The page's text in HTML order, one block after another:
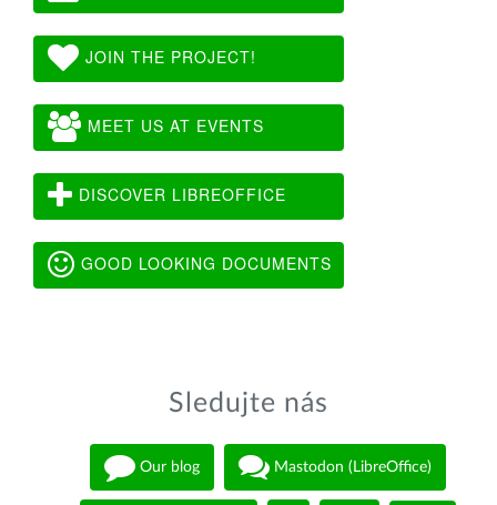
JOIN THE PROJECT!
MEET US AT EVENTS
DISCOVER LIBREOFFICE
GOOD LOOKING DOCUMENTS
Sledujte nás
Our blog Mastodon (LibreOffice)